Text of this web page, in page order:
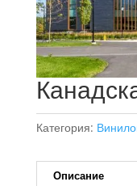
Категория:
Описание